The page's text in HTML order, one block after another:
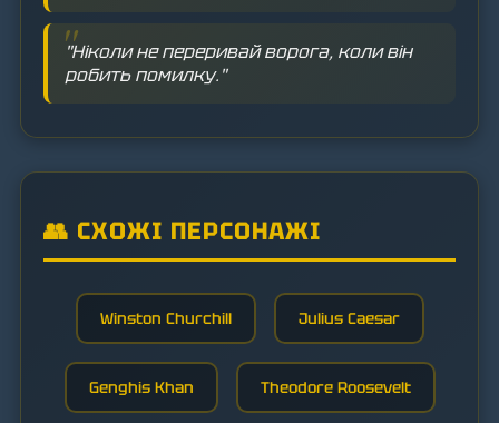
"Ніколи не переривай ворога, коли він
робить помилку."
👥 СХОЖІ ПЕРСОНАЖІ
Winston Churchill Julius Caesar
Genghis Khan Theodore Roosevelt